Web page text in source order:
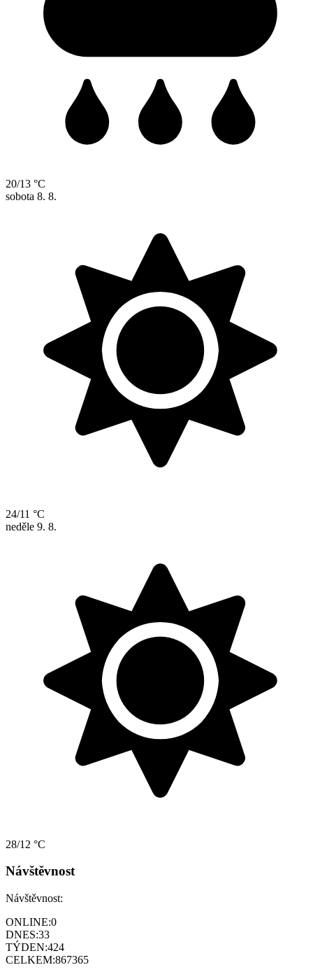
20/13 °C
sobota 8. 8.
24/11 °C
neděle 9. 8.
28/12 °C
Návštěvnost
Návštěvnost:
ONLINE:0
DNES:33
TÝDEN:424
CELKEM:867365